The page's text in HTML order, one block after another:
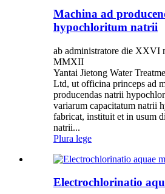
Machina ad
hypochloritum natrii
ab administratore die XXVI
MMXII
Yantai Jietong Water
Ltd, ut officina princeps ad
producendas natrii
variarum capacitatum natrii
fabricat, instituit et in usum
natrii...
Plura lege
Electrochlorinatio